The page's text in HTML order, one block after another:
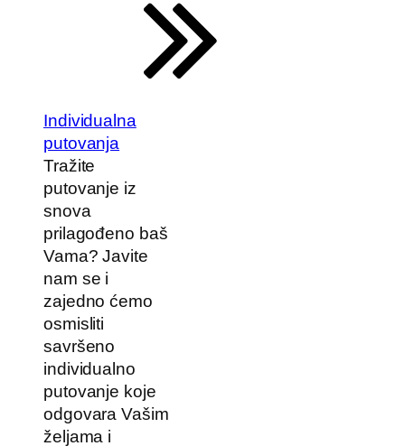
Individualna
putovanja
Tražite
putovanje iz
snova
prilagođeno baš
Vama? Javite
nam se i
zajedno ćemo
osmisliti
savršeno
individualno
putovanje koje
odgovara Vašim
željama i